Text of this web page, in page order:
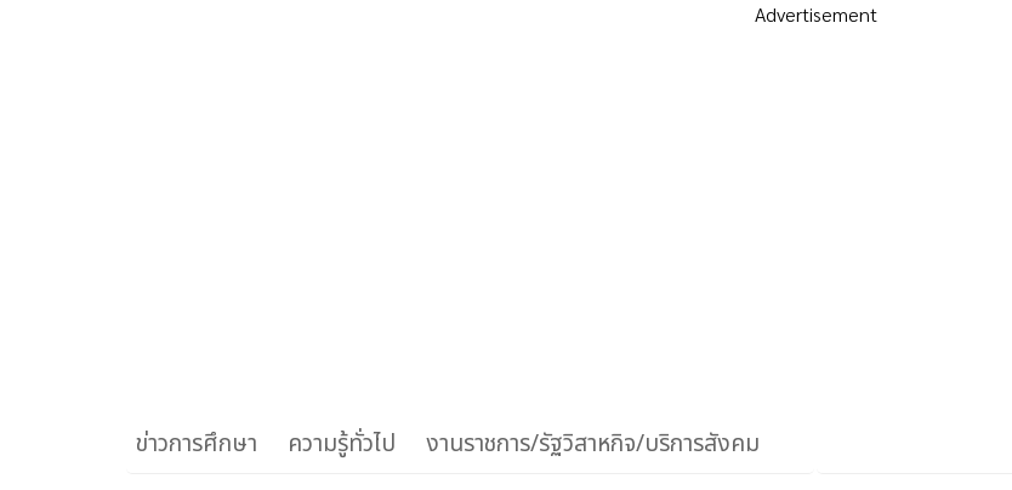
Advertisement
ข่าวการศึกษา ความรู้ทั่วไป งานราชการ/รัฐวิสาหกิจ/บริการสังคม